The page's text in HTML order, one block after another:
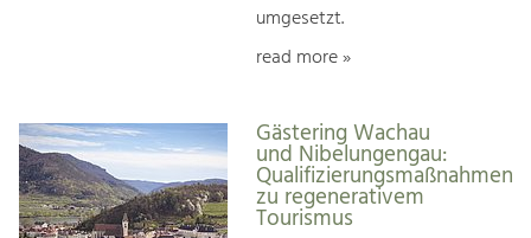
umgesetzt.
read more »
Gästering Wachau
und Nibelungengau:
Qualifizierungsmaßnahmen
zu regenerativem
Tourismus